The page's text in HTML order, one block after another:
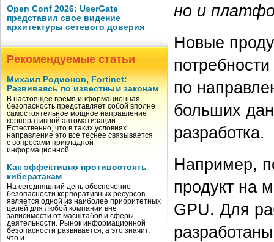
Open Conf 2026: UserGate
представил свое видение
архитектуры сетевого доверия
Рекомендуемые статьи
Михаил Родионов, Fortinet:
Развиваясь по известным законам
В настоящее время информационная
безопасность представляет собой вполне
самостоятельное мощное направление
корпоративной автоматизации.
Естественно, что в таких условиях
направление это все теснее связывается
с вопросами прикладной
информационной …
Как эффективно противостоять
кибератакам
На сегодняшний день обеспечение
безопасности корпоративных ресурсов
является одной из наиболее приоритетных
целей для любой компании вне
зависимости от масштабов и сферы
деятельности. Рынок информационной
безопасности развивается, а это значит,
что и …
но и
Новые
по
больших
разработка.
Например,
продукт на
GPU. Для